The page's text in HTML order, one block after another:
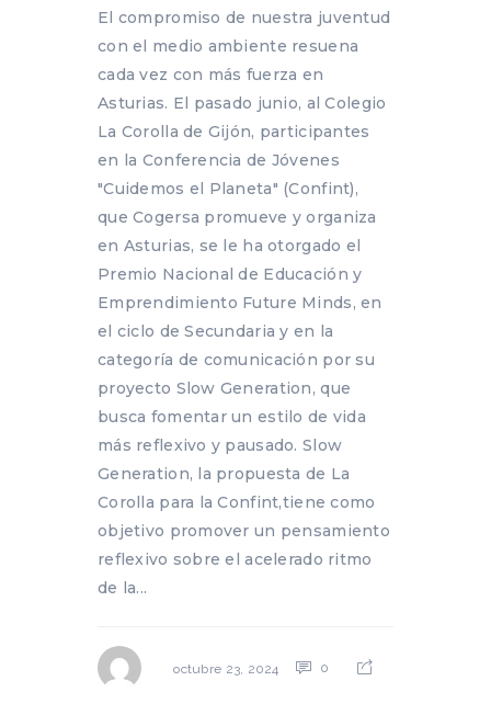
El compromiso de nuestra juventud
con el medio ambiente resuena
cada vez con más fuerza en
Asturias. El pasado junio, al Colegio
La Corolla de Gijón, participantes
en la Conferencia de Jóvenes
"Cuidemos el Planeta" (Confint),
que Cogersa promueve y organiza
en Asturias, se le ha otorgado el
Premio Nacional de Educación y
Emprendimiento Future Minds, en
el ciclo de Secundaria y en la
categoría de comunicación por su
proyecto Slow Generation, que
busca fomentar un estilo de vida
más reflexivo y pausado. Slow
Generation, la propuesta de La
Corolla para la Confint,tiene como
objetivo promover un pensamiento
reflexivo sobre el acelerado ritmo
de la...
octubre 23, 2024 0